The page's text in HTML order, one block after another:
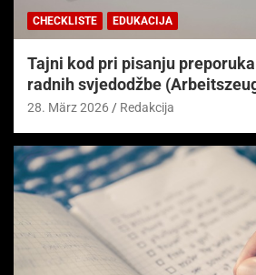
CHECKLISTE EDUKACIJA
Tajni kod pri pisanju
radnih svjedodžbe
28. März 2026 Redakcija